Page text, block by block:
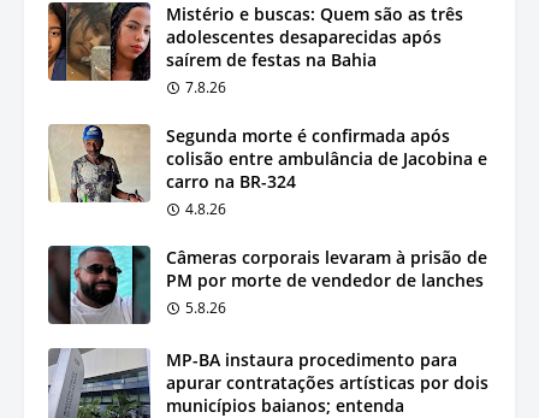
Mistério e buscas: Quem são as três
adolescentes desaparecidas após
saírem de festas na Bahia
7.8.26
Segunda morte é confirmada após
colisão entre ambulância de Jacobina e
carro na BR-324
4.8.26
Câmeras corporais levaram à prisão de
PM por morte de vendedor de lanches
5.8.26
MP-BA instaura procedimento para
apurar contratações artísticas por dois
municípios baianos; entenda